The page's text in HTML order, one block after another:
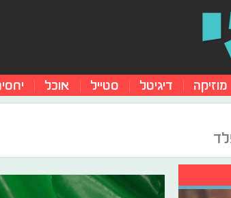
מוזיקה דיגיטל סטייל אוכל